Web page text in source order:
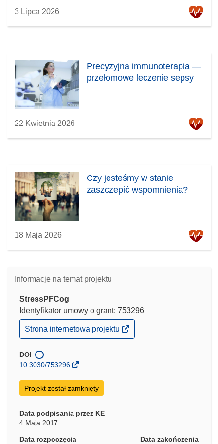
3 Lipca 2026
Precyzyjna immunoterapia —
przełomowe leczenie sepsy
22 Kwietnia 2026
Czy jesteśmy w stanie
zaszczepić wspomnienia?
18 Maja 2026
Informacje na temat projektu
StressPFCog
Identyfikator umowy o grant: 753296
(odnośnik
otworzy
w
nowym
Strona internetowa projektu
DOI
10.3030/753296
Projekt został zamknięty
Data podpisania przez KE
4 Maja 2017
Data rozpoczęcia
Data zakończenia